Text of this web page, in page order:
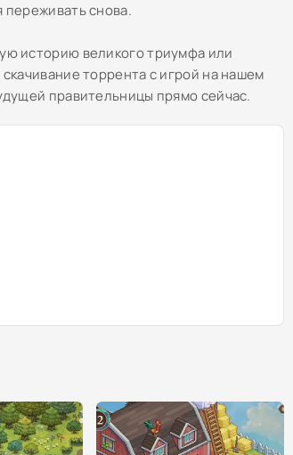
снова.
историю великого триумфа или
торрента с игрой на нашем
правительницы прямо сейчас.